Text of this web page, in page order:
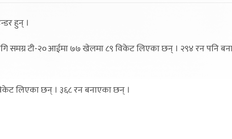
हुन् ।
समग्र टी-२०आईमा ७७ खेलमा ८९ विकेट लिएका छन् । २९४ रन पनि
लिएका छन् । ३६८ रन बनाएका छन् ।